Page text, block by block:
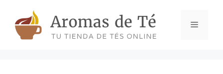
content
Menu